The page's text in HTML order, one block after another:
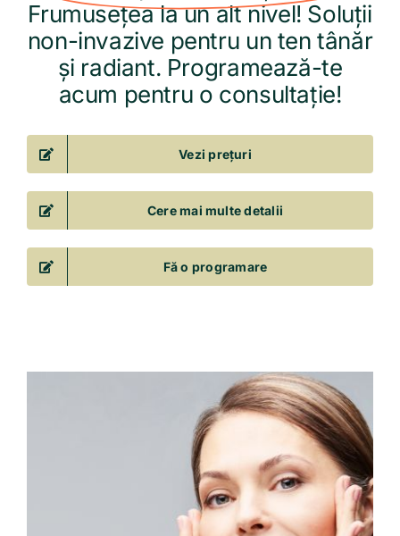
Frumusețea la un alt nivel! Soluții
non-invazive pentru un ten tânăr
și radiant. Programează-te
acum pentru o consultație!
Vezi prețuri
Cere mai multe detalii
Fă o programare